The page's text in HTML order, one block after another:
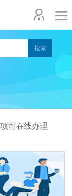
项可在线办理